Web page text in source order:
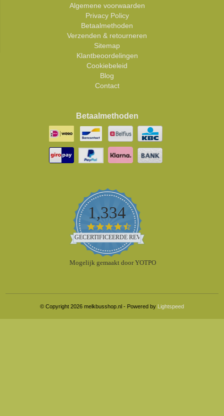
Algemene voorwaarden
Privacy Policy
Betaalmethoden
Verzenden & retourneren
Sitemap
Klantbeoordelingen
Cookiebeleid
Blog
Contact
Betaalmethoden
1,334
4.5
star
rating
GECERTIFICEERDE REVIEWS
Mogelijk gemaakt door YOTPO
© Copyright 2026 melkbusshop.nl - Powered by Lightspeed